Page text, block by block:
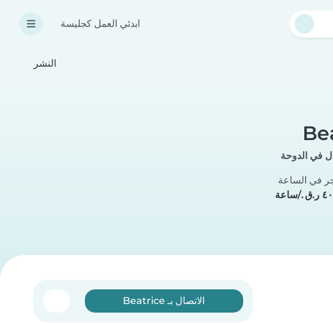
ابدئي العمل كجليسة
النشر
في الدوحة
في الساعة
الاتصال بـ Beatrice